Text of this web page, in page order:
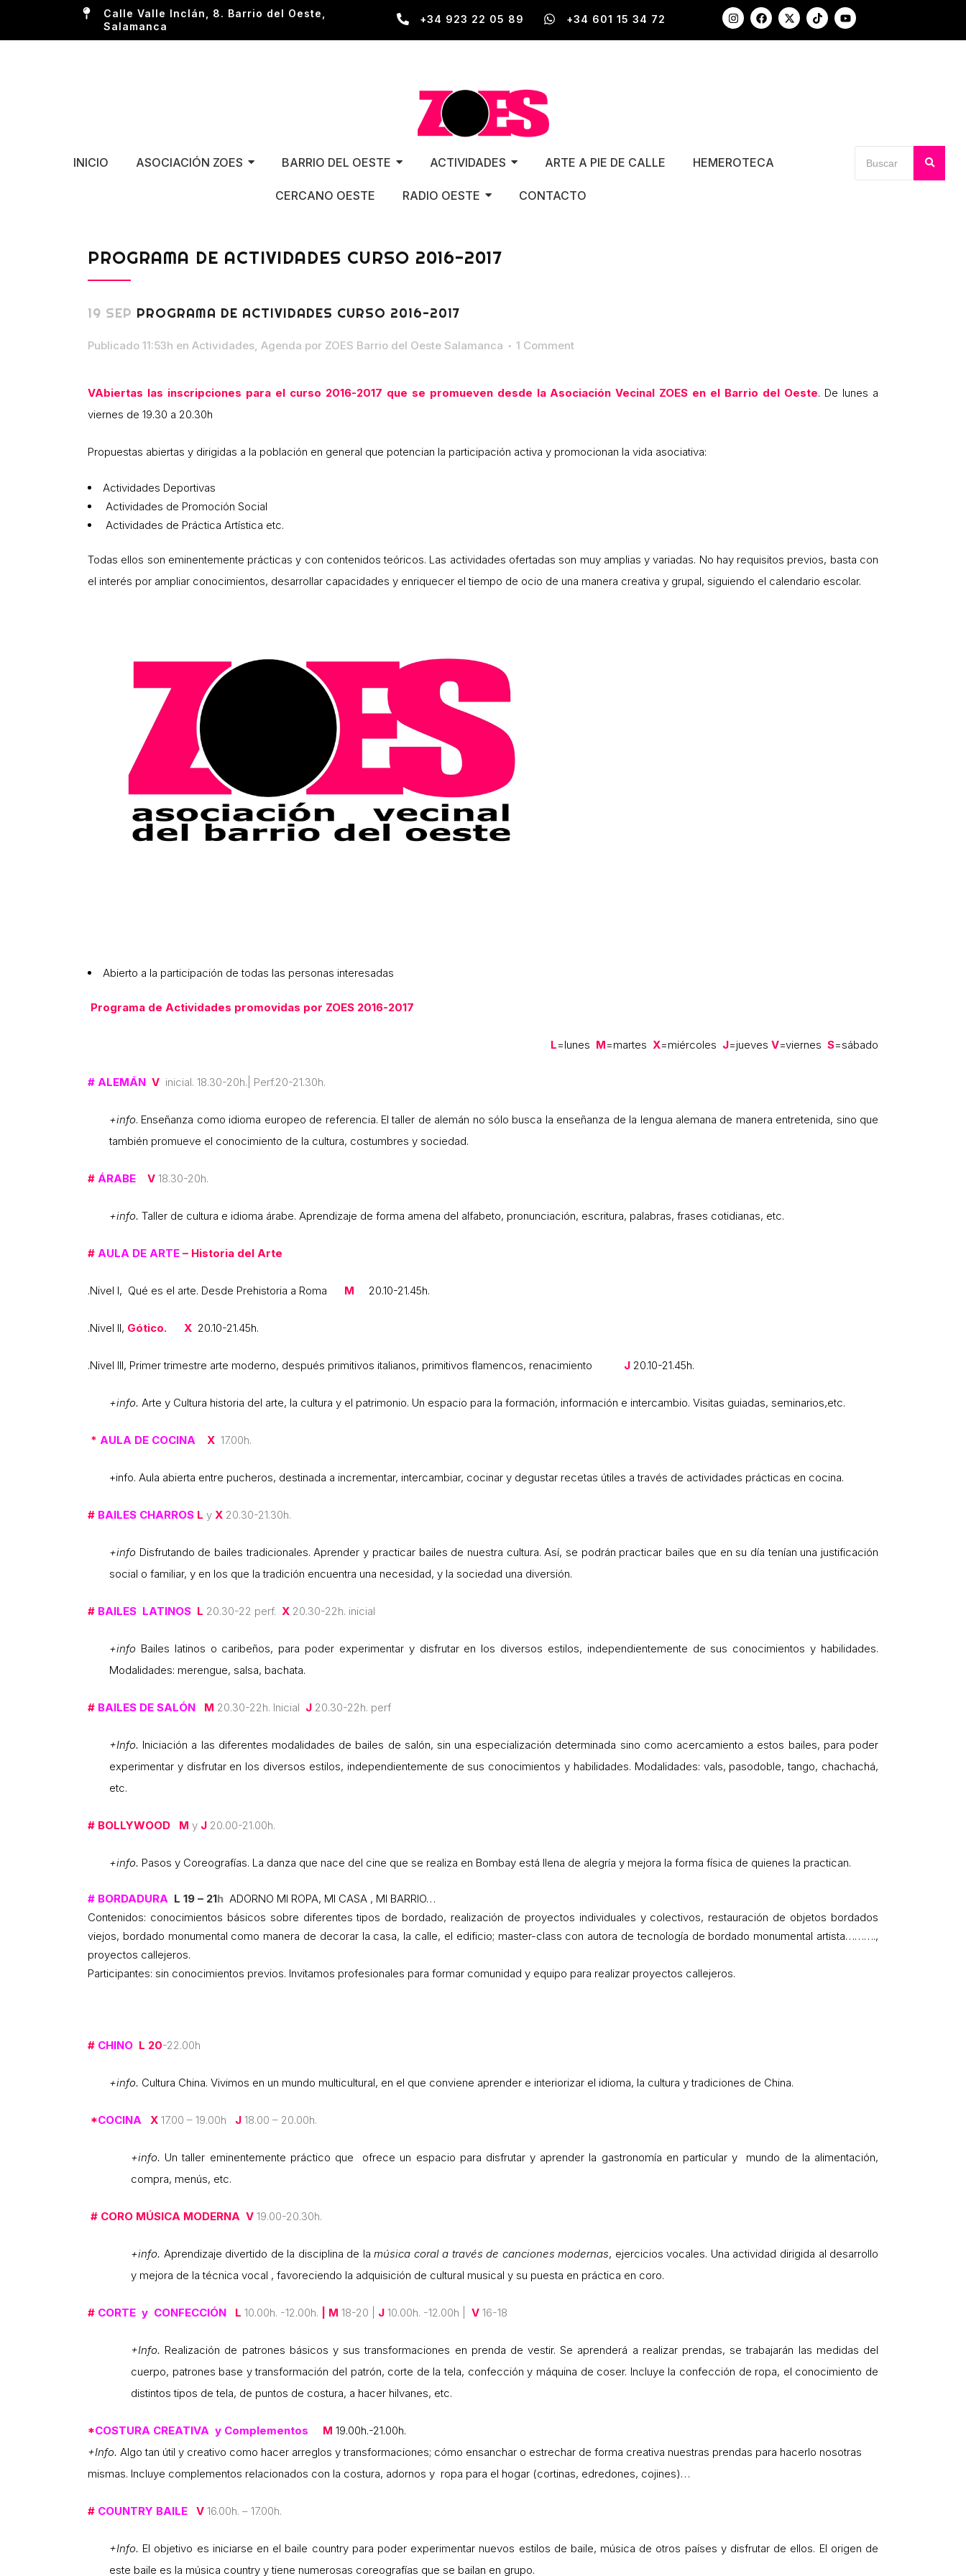
Calle Valle Inclán, 8. Barrio del Oeste,
Salamanca
+34 923 22 05 89 +34 601 15 34 72
INICIO ASOCIACIÓN ZOES BARRIO DEL OESTE ACTIVIDADES ARTE A PIE DE CALLE HEMEROTECA
CERCANO OESTE RADIO OESTE CONTACTO
PROGRAMA DE ACTIVIDADES CURSO 2016-2017
19 SEP PROGRAMA DE ACTIVIDADES CURSO 2016-2017
Publicado 11:53h en Actividades Agenda por ZOES Barrio del Oeste Salamanca 1 Comment
VAbiertas las inscripciones para el curso 2016-2017 que se promueven desde la Asociación Vecinal ZOES en el Barrio del Oeste. De lunes a
viernes de 19.30 a 20.30h
Propuestas abiertas y dirigidas a la población en general que potencian la participación activa y promocionan la vida asociativa:
Actividades Deportivas
Actividades de Promoción Social
Actividades de Práctica Artística etc.
Todas ellos son eminentemente prácticas y con contenidos teóricos. Las actividades ofertadas son muy amplias y variadas. No hay requisitos previos, basta con
el interés por ampliar conocimientos, desarrollar capacidades y enriquecer el tiempo de ocio de una manera creativa y grupal, siguiendo el calendario escolar.
Abierto a la participación de todas las personas interesadas
Programa de Actividades promovidas por ZOES 2016-2017
L=lunes M=martes X=miércoles J=jueves V=viernes S=sábado
# ALEMÁN V inicial. 18.30-20h.| Perf.20-21.30h.
+info. Enseñanza como idioma europeo de referencia. El taller de alemán no sólo busca la enseñanza de la lengua alemana de manera entretenida, sino que
también promueve el conocimiento de la cultura, costumbres y sociedad.
# ÁRABE V 18.30-20h.
+info. Taller de cultura e idioma árabe. Aprendizaje de forma amena del alfabeto, pronunciación, escritura, palabras, frases cotidianas, etc.
# AULA DE ARTE – Historia del Arte
.Nivel I, Qué es el arte. Desde Prehistoria a Roma M 20.10-21.45h.
.Nivel II, Gótico. X 20.10-21.45h.
.Nivel III, Primer trimestre arte moderno, después primitivos italianos, primitivos flamencos, renacimiento J 20.10-21.45h.
+info. Arte y Cultura historia del arte, la cultura y el patrimonio. Un espacio para la formación, información e intercambio. Visitas guiadas, seminarios,etc.
* AULA DE COCINA X 17.00h.
+info. Aula abierta entre pucheros, destinada a incrementar, intercambiar, cocinar y degustar recetas útiles a través de actividades prácticas en cocina.
# BAILES CHARROS L y X 20.30-21.30h.
+info Disfrutando de bailes tradicionales. Aprender y practicar bailes de nuestra cultura. Así, se podrán practicar bailes que en su día tenían una justificación
social o familiar, y en los que la tradición encuentra una necesidad, y la sociedad una diversión.
# BAILES LATINOS L 20.30-22 perf. X 20.30-22h. inicial
+info Bailes latinos o caribeños, para poder experimentar y disfrutar en los diversos estilos, independientemente de sus conocimientos y habilidades.
Modalidades: merengue, salsa, bachata.
# BAILES DE SALÓN M 20.30-22h. Inicial J 20.30-22h. perf
+Info. Iniciación a las diferentes modalidades de bailes de salón, sin una especialización determinada sino como acercamiento a estos bailes, para poder
experimentar y disfrutar en los diversos estilos, independientemente de sus conocimientos y habilidades. Modalidades: vals, pasodoble, tango, chachachá,
etc.
# BOLLYWOOD M y J 20.00-21.00h.
+info. Pasos y Coreografías. La danza que nace del cine que se realiza en Bombay está llena de alegría y mejora la forma física de quienes la practican.
# BORDADURA L 19 – 21h ADORNO MI ROPA, MI CASA , MI BARRIO…
Contenidos: conocimientos básicos sobre diferentes tipos de bordado, realización de proyectos individuales y colectivos, restauración de objetos bordados
viejos, bordado monumental como manera de decorar la casa, la calle, el edificio; master-class con autora de tecnología de bordado monumental artista……….,
proyectos callejeros.
Participantes: sin conocimientos previos. Invitamos profesionales para formar comunidad y equipo para realizar proyectos callejeros.
# CHINO L 20-22.00h
+info. Cultura China. Vivimos en un mundo multicultural, en el que conviene aprender e interiorizar el idioma, la cultura y tradiciones de China.
*COCINA X 17.00 – 19.00h J 18.00 – 20.00h.
+info. Un taller eminentemente práctico que ofrece un espacio para disfrutar y aprender la gastronomía en particular y mundo de la alimentación,
compra, menús, etc.
# CORO MÚSICA MODERNA V 19.00-20.30h.
+info. Aprendizaje divertido de la disciplina de lamúsica coral a través de canciones modernas, ejercicios vocales. Una actividad dirigida al desarrollo
y mejora de la técnica vocal , favoreciendo la adquisición de cultural musical y su puesta en práctica en coro.
# CORTE y CONFECCIÓN L 10.00h. -12.00h. | M 18-20 | J 10.00h. -12.00h | V 16-18
+Info. Realización de patrones básicos y sus transformaciones en prenda de vestir. Se aprenderá a realizar prendas, se trabajarán las medidas del
cuerpo, patrones base y transformación del patrón, corte de la tela, confección y máquina de coser. Incluye la confección de ropa, el conocimiento de
distintos tipos de tela, de puntos de costura, a hacer hilvanes, etc.
*COSTURA CREATIVA y Complementos M 19.00h.-21.00h.
+Info. Algo tan útil y creativo como hacer arreglos y transformaciones; cómo ensanchar o estrechar de forma creativa nuestras prendas para hacerlo nosotras
mismas. Incluye complementos relacionados con la costura, adornos y ropa para el hogar (cortinas, edredones, cojines)…
# COUNTRY BAILE V 16.00h. – 17.00h.
+Info. El objetivo es iniciarse en el baile country para poder experimentar nuevos estilos de baile, música de otros países y disfrutar de ellos. El origen de
este baile es la música country y tiene numerosas coreografías que se bailan en grupo.